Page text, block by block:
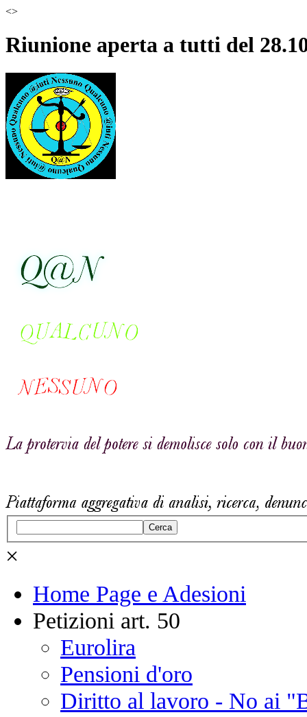
<>
Riunione aperta a tutti del
Cerca
×
Home Page e Adesioni
Petizioni art. 50
Eurolira
Pensioni d'oro
Diritto al lavoro - No ai